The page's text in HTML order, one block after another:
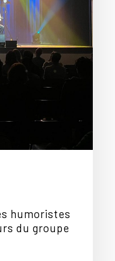
humoristes
du groupe